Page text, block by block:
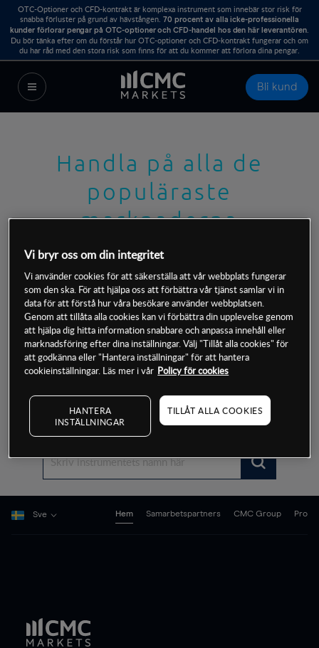
OTC-Optioner och CFD-kontrakt är komplexa instrument som innebär stor risk för
snabba förluster på grund av hävstången.70 procent av alla icke-professionella
kunder förlorar pengar på OTC-optioner och CFD-handel hos den här leverantören.
Du bör tänka efter om du förstår hur OTC-optioner och CFD-kontrakt fungerar och om
du har råd med den stora risk som finns för att du kommer att förlora dina pengar.
Bli kund
Handla på alla de
populäraste
marknaderna
Med ett så stort utbud av instrument att
välja mellan så kan du välja om du vill
fokusera din CFD-handel på ett bestämt
valutapar eller en råvara, eller så kan du
diversifiera genom att handla CFD:er på
aktier. Sök i vårt produktbibliotek nedanför.
for
results.
Sve Hem Samarbetspartners CMC Group Pro
Vi bryr oss om din integritet
Vi använder cookies för att säkerställa att vår webbplats fungerar
som den ska. För att hjälpa oss att förbättra vår tjänst samlar vi in
data för att förstå hur våra besökare använder webbplatsen.
Genom att tillåta alla cookies kan vi förbättra din upplevelse genom
att hjälpa dig hitta information snabbare och anpassa innehåll eller
marknadsföring efter dina inställningar. Välj "Tillåt alla cookies" för
att godkänna eller "Hantera inställningar" för att hantera
cookieinställningar. Läs mer i vår Policy för cookies
HANTERA
INSTÄLLNINGAR
TILLÅT ALLA COOKIES